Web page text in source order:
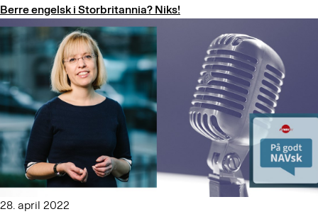
Berre engelsk i Storbritannia? Niks!
28. april 2022